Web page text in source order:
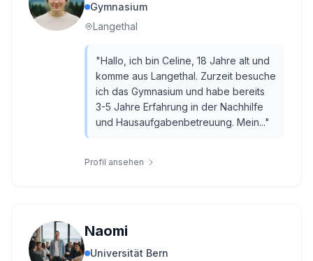
Gymnasium
Langethal
"Hallo, ich bin Celine, 18 Jahre alt und
komme aus Langethal. Zurzeit besuche
ich das Gymnasium und habe bereits
3-5 Jahre Erfahrung in der Nachhilfe
und Hausaufgabenbetreuung. Mein..."
Profil ansehen
Naomi
Universität Bern